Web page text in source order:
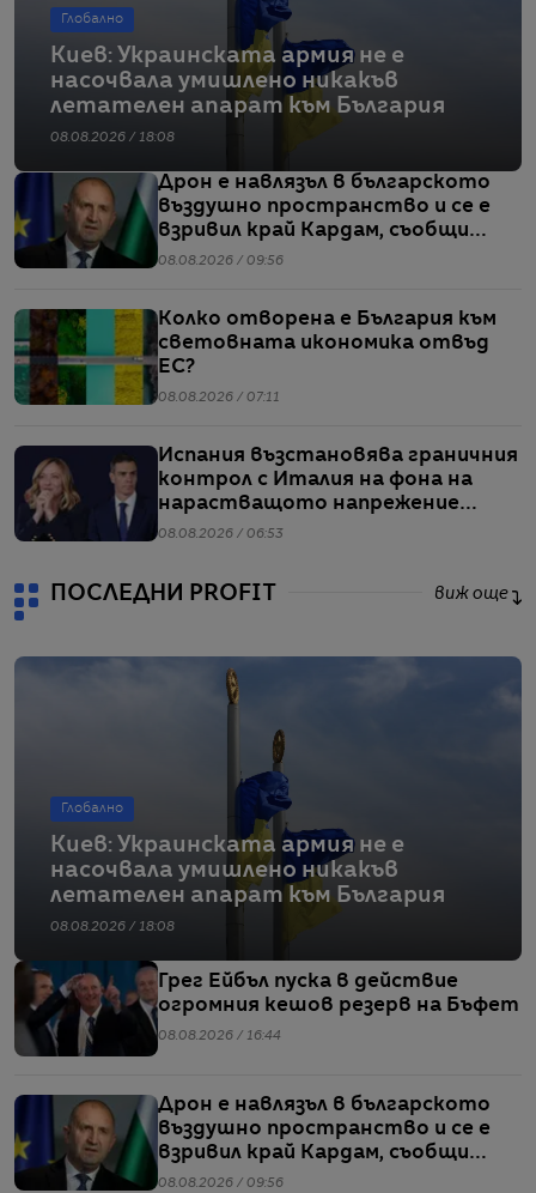
Глобално
Киев: Украинската армия не е
насочвала умишлено никакъв
летателен апарат към България
08.08.2026 / 18:08
Дрон е навлязъл в българското
въздушно пространство и се е
взривил край Кардам, съобщи
Радев
08.08.2026 / 09:56
Колко отворена е България към
световната икономика отвъд
ЕС?
08.08.2026 / 07:11
Испания възстановява граничния
контрол с Италия на фона на
нарастващото напрежение
заради мигрантите
08.08.2026 / 06:53
ПОСЛЕДНИ PROFIT виж още
Глобално
Киев: Украинската армия не е
насочвала умишлено никакъв
летателен апарат към България
08.08.2026 / 18:08
Грег Ейбъл пуска в действие
огромния кешов резерв на Бъфет
08.08.2026 / 16:44
Дрон е навлязъл в българското
въздушно пространство и се е
взривил край Кардам, съобщи
Радев
08.08.2026 / 09:56